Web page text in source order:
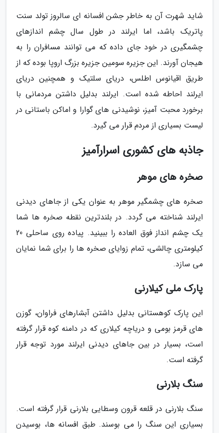
شاید شهرت آن به خاطر جشن افسانه ای سالروز تولد سنت
پاتریک باشد، اما ایرلند در طول سال چشم اندازهای
چشمگیری در خود جای داده که می توانند مسافران را به
هیجان آورند. این جزیره سومین جزیره بزرگ اروپا بوده که از
طریق اقیانوس اطلس، دریای سلتیک و همچنین دریای
ایرلند احاطه شده است. ایرلند بدلیل داشتن مردمانی با
برخورد محبت آمیز، نوشیدنی های گوارا و اماکن باستانی در
لیست بسیاری از مردم قرار می گیرد.
جاذبه های کشوری اسرارآمیز
صخره های موهر
صخره های چشمگیر موهر به عنوان یکی از جاهای دیدنی
ایرلند شناخته می گردد. در بلندترین نقطه صخره ها شما
یک چشم انداز فوق العاده را ببینید. پیاده روی ساحلی 20
کیلومتری چالشی، تمام زوایای صخره ها را برای شما نمایان
می سازد.
پارک ملی کیلارنی
این پارک کوهستانی بدلیل داشتن آبشارهای فراوان، گوزن
های قرمز بومی و دریاچه کیلاری که در دامنه کوه قرار گرفته
است، بسیار در بین جاهای دیدنی ایرلند مورد توجه قرار
گرفته است.
سنگ بلارنی
سنگ بلارنی در قلعه قرون وسطایی بلارنی قرار گرفته است.
بسیاری این سنگ را می بوسند. طبق افسانه ها، بوسیدن